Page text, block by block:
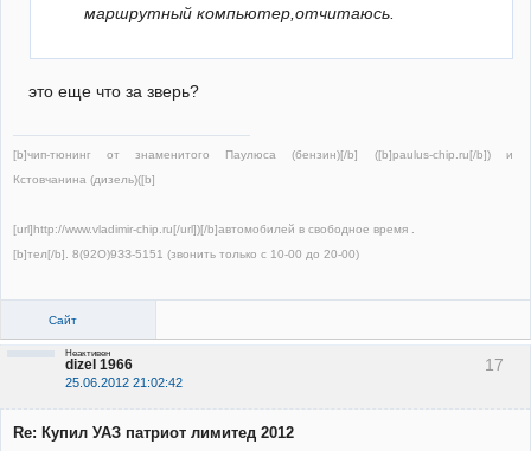
маршрутный компьютер,отчитаюсь.
это еще что за зверь?
[b]чип-тюнинг от знаменитого Паулюса (бензин)[/b] ([b]paulus-chip.ru[/b]) и
Кстовчанина (дизель)([b]
[url]http://www.vladimir-chip.ru[/url])[/b]автомобилей в свободное время .
[b]тел[/b]. 8(92О)9ЗЗ-5151 (звонить только с 10-00 до 20-00)
Сайт
17
dizel 1966
25.06.2012 21:02:42
Неактивен
Re: Купил УАЗ патриот лимитед 2012